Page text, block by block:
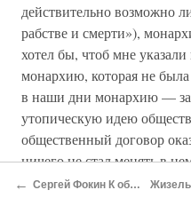
действительно возможно
рабстве и смерти»),
хотел бы, чтоб мне
монархию, которая не
в наши дни монархию —
утопическую идею
общественный договор
ничего не стал менять в
завоевания («Он
← Сергей Фокин К образу Сибири в «Цветах зла»